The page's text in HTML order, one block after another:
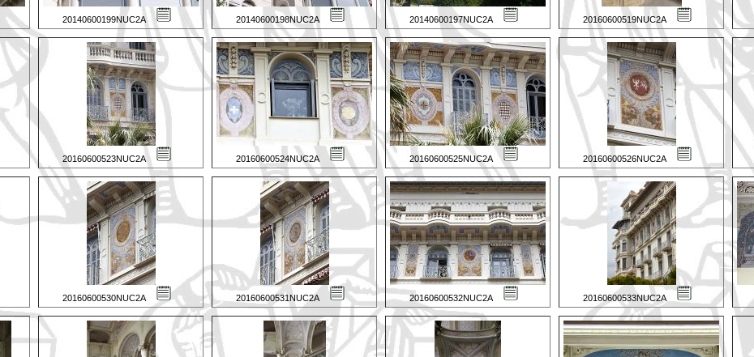
20140600199NUC2A 20140600198NUC2A 20140600197NUC2A 20160600519NUC2A
20160600523NUC2A 20160600524NUC2A 20160600525NUC2A 20160600526NUC2A
20160600530NUC2A 20160600531NUC2A 20160600532NUC2A 20160600533NUC2A